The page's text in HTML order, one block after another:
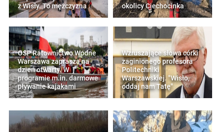
z Wisły. To mężczyzna
okolicy Ciechocinka
OSP Ratownictwo Wodne
Warszawa zaprasza na
dzień otwarty. W
programie m.in. darmowe
pływanie kajakami
Wzruszające słowa córki
zaginionego profesora
Politechniki
Warszawskiej. "Wisło,
oddaj nam Tatę"